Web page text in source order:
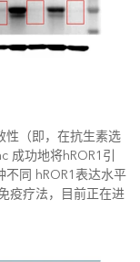
性（即，在抗生素选
成功地将hROR1引
同 hROR1表达水平
疫疗法，目前正在进